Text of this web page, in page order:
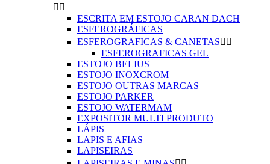
 
ESCRITA EM ESTOJO CARAN DACH
ESFEROGRÁFICAS
ESFEROGRAFICAS & CANETAS 
ESFEROGRAFICAS GEL
ESTOJO BELIUS
ESTOJO INOXCROM
ESTOJO OUTRAS MARCAS
ESTOJO PARKER
ESTOJO WATERMAM
EXPOSITOR MULTI PRODUTO
LÁPIS
LAPIS E AFIAS
LAPISEIRAS